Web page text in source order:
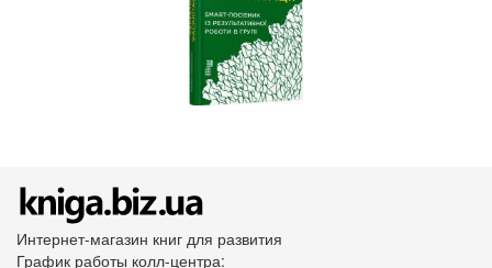
Интернет-магазин книг для развития
График работы колл-центра: